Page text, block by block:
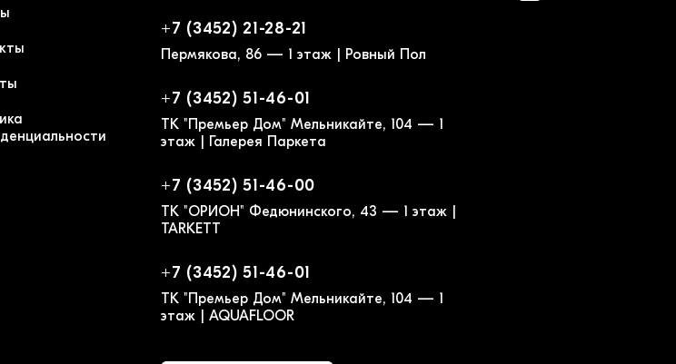
+7 (3452) 21-28-21
Пермякова, 86 — 1 этаж | Ровный Пол
+7 (3452) 51-46-01
ТК "Премьер Дом" Мельникайте, 104 — 1
этаж | Галерея Паркета
+7 (3452) 51-46-00
ТК "ОРИОН" Федюнинского, 43 — 1 этаж |
TARKETT
+7 (3452) 51-46-01
ТК "Премьер Дом" Мельникайте, 104 — 1
этаж | AQUAFLOOR